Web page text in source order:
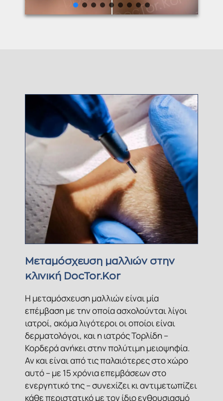
Μεταμόσχευση μαλλιών στην
κλινική DocTor.Kor
Η μεταμόσχευση μαλλιών είναι μία
επέμβαση με την οποία ασχολούνται λίγοι
ιατροί, ακόμα λιγότεροι οι οποίοι είναι
δερματολόγοι, και η ιατρός Τορλίδη –
Κορδερά ανήκει στην πολύτιμη μειοψηφία.
Αν και είναι από τις παλαιότερες στο χώρο
αυτό – με 15 χρόνια επεμβάσεων στο
ενεργητικό της – συνεχίζει κι αντιμετωπίζει
κάθε περιστατικό με τον ίδιο ενθουσιασμό